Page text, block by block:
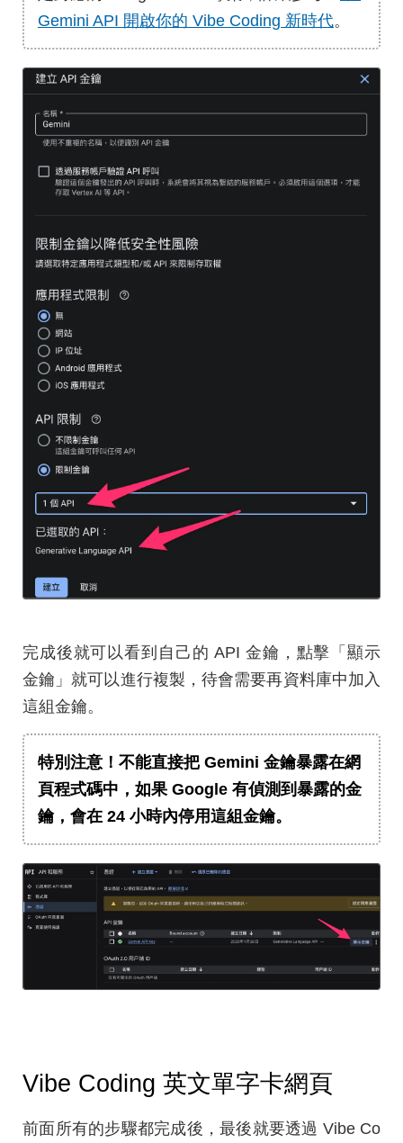
Gemini API 開啟你的 Vibe Coding 新時代。
完成後就可以看到自己的 API 金鑰，點擊「顯示
金鑰」就可以進行複製，待會需要再資料庫中加入
這組金鑰。
特別注意！不能直接把 Gemini 金鑰暴露在網
頁程式碼中，如果 Google 有偵測到暴露的金
鑰，會在 24 小時內停用這組金鑰。
Vibe Coding 英文單字卡網頁
前面所有的步驟都完成後，最後就要透過 Vibe Co